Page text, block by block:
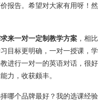
报告。希望对大家有用呀！然
来一对一定制教学方案 ，相比
目标更明确，一对一授课，学
进行一对一的英语对话，很好
力，收获颇丰。
哪个品牌最好？我的选课经验